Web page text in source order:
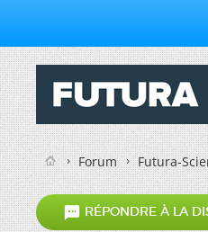
Forum Futura-
 RÉPONDRE À LA